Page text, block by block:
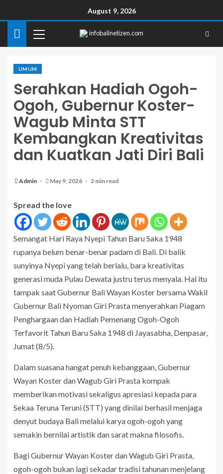
August 9, 2026
infobalinetizen.com
UMUM
Serahkan Hadiah Ogoh-
Ogoh, Gubernur Koster-
Wagub Minta STT
Kembangkan Kreativitas
dan Kuatkan Jati Diri Bali
Admin May 9, 2026 2 min read
Spread the love
Semangat Hari Raya Nyepi Tahun Baru Saka 1948
rupanya belum benar-benar padam di Bali. Di balik
sunyinya Nyepi yang telah berlalu, bara kreativitas
generasi muda Pulau Dewata justru terus menyala. Hal itu
tampak saat Gubernur Bali Wayan Koster bersama Wakil
Gubernur Bali Nyoman Giri Prasta menyerahkan Piagam
Penghargaan dan Hadiah Pemenang Ogoh-Ogoh
Terfavorit Tahun Baru Saka 1948 di Jayasabha, Denpasar,
Jumat (8/5).
Dalam suasana hangat penuh kebanggaan, Gubernur
Wayan Koster dan Wagub Giri Prasta kompak
memberikan motivasi sekaligus apresiasi kepada para
Sekaa Teruna Teruni (STT) yang dinilai berhasil menjaga
denyut budaya Bali melalui karya ogoh-ogoh yang
semakin bernilai artistik dan sarat makna filosofis.
Bagi Gubernur Wayan Koster dan Wagub Giri Prasta,
ogoh-ogoh bukan lagi sekadar tradisi tahunan menjelang